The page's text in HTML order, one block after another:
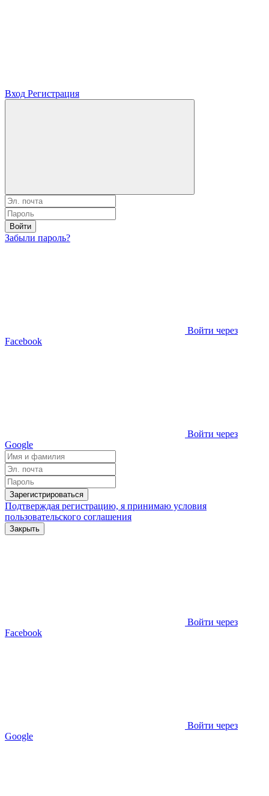
Вход Регистрация
Войти
Забыли пароль?
Войти через
Facebook
Войти через
Google
Зарегистрироваться
Подтверждая регистрацию, я принимаю условия
пользовательского соглашения
Закрыть
Войти через
Facebook
Войти через
Google